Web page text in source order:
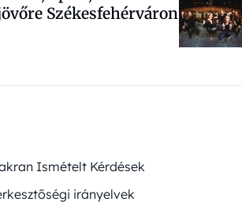
Székesfehérváron
Ismételt Kérdések
irányelvek